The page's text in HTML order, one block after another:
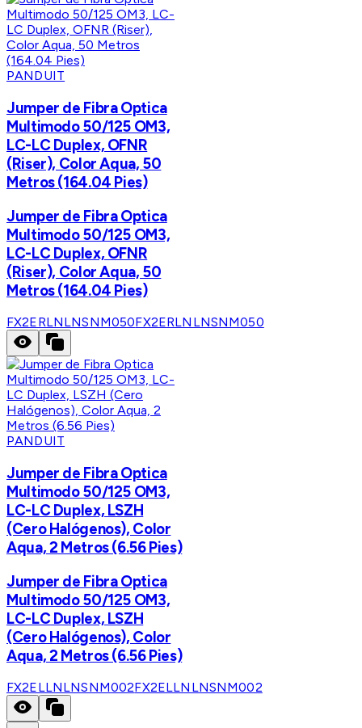
PANDUIT
Jumper de Fibra Optica
Multimodo 50/125 OM3,
LC-LC Duplex, OFNR
(Riser), Color Aqua, 50
Metros (164.04 Pies)
Jumper de Fibra Optica
Multimodo 50/125 OM3,
LC-LC Duplex, OFNR
(Riser), Color Aqua, 50
Metros (164.04 Pies)
FX2ERLNLNSNM050FX2ERLNLNSNM050
PANDUIT
Jumper de Fibra Optica
Multimodo 50/125 OM3,
LC-LC Duplex, LSZH
(Cero Halógenos), Color
Aqua, 2 Metros (6.56 Pies)
Jumper de Fibra Optica
Multimodo 50/125 OM3,
LC-LC Duplex, LSZH
(Cero Halógenos), Color
Aqua, 2 Metros (6.56 Pies)
FX2ELLNLNSNM002FX2ELLNLNSNM002